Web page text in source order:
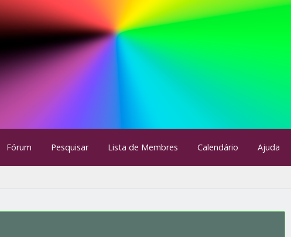
Fórum Pesquisar Lista de Membres Calendário Ajuda